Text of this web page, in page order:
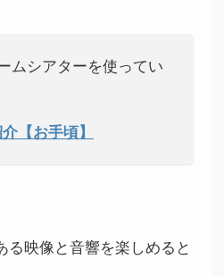
ムシアターを使ってい
【お手頃】
映像と音響を楽しめると